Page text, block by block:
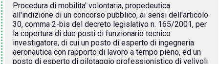
Procedura di mobilita' volontaria, propedeutica
all'indizione di un concorso pubblico, ai sensi dell'articolo
30, comma 2-bis del decreto legislativo n. 165/2001, per
la copertura di due posti di funzionario tecnico
investigatore, di cui un posto di esperto di ingegneria
aeronautica con rapporto di lavoro a tempo pieno, ed un
posto di esperto di pilotaggio professionistico di velivoli